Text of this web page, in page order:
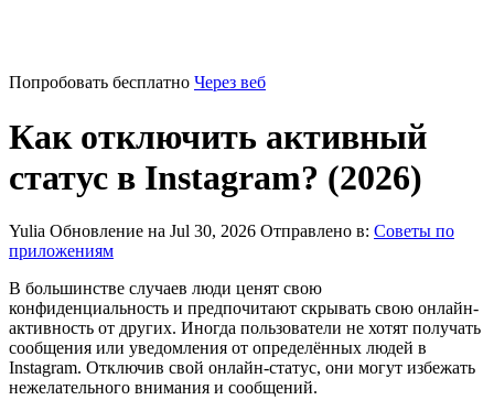
Попробовать бесплатно Через веб
Как отключить активный
статус в Instagram? (2026)
Yulia Обновление на Jul 30, 2026 Отправлено в: Советы по
приложениям
В большинстве случаев люди ценят свою
конфиденциальность и предпочитают скрывать свою онлайн-
активность от других. Иногда пользователи не хотят получать
сообщения или уведомления от определённых людей в
Instagram. Отключив свой онлайн-статус, они могут избежать
нежелательного внимания и сообщений.